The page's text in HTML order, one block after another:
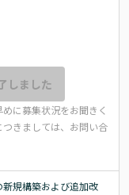
しました
に募集状況をお聞きく
きましては、お問い合
規構築および追加改